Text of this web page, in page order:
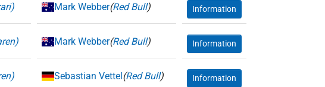
Mark Webber(Red Bull) Information
Mark Webber(Red Bull) Information
Sebastian Vettel(Red Bull) Information